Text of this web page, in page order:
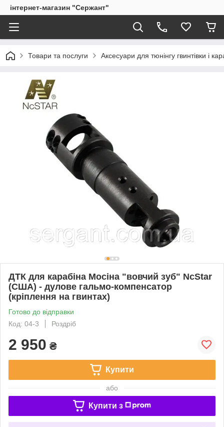
інтернет-магазин "Сержант"
Товари та послуги Аксесуари для тюнінгу гвинтівки і
ДТК для карабіна Мосіна "вовчий зуб" NcStar
(США) - дулове гальмо-компенсатор
(кріплення на гвинтах)
Готово до відправки
Код: 04-3
Роздріб
2 950 ₴
Купити
або
Купити з